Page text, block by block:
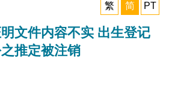
繁
简 PT
文件内容不实 出生登记
推定被注销